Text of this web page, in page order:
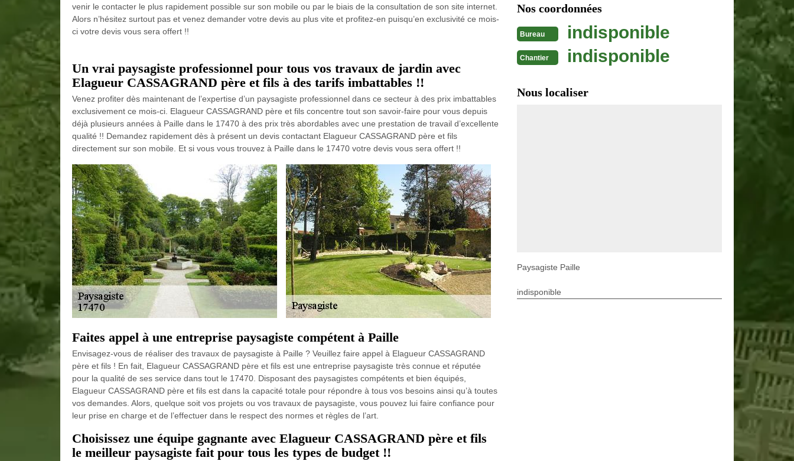
venir le contacter le plus rapidement possible sur son mobile ou par le biais de la consultation de son site internet.
Alors n’hésitez surtout pas et venez demander votre devis au plus vite et profitez-en puisqu’en exclusivité ce mois-
ci votre devis vous sera offert !!
Un vrai paysagiste professionnel pour tous vos travaux de jardin avec
Elagueur CASSAGRAND père et fils à des tarifs imbattables !!
Venez profiter dès maintenant de l’expertise d’un paysagiste professionnel dans ce secteur à des prix imbattables
exclusivement ce mois-ci. Elagueur CASSAGRAND père et fils concentre tout son savoir-faire pour vous depuis
déjà plusieurs années à Paille dans le 17470 à des prix très abordables avec une prestation de travail d’excellente
qualité !! Demandez rapidement dès à présent un devis contactant Elagueur CASSAGRAND père et fils
directement sur son mobile. Et si vous vous trouvez à Paille dans le 17470 votre devis vous sera offert !!
Faites appel à une entreprise paysagiste compétent à Paille
Envisagez-vous de réaliser des travaux de paysagiste à Paille ? Veuillez faire appel à Elagueur CASSAGRAND
père et fils ! En fait, Elagueur CASSAGRAND père et fils est une entreprise paysagiste très connue et réputée
pour la qualité de ses service dans tout le 17470. Disposant des paysagistes compétents et bien équipés,
Elagueur CASSAGRAND père et fils est dans la capacité totale pour répondre à tous vos besoins ainsi qu’à toutes
vos demandes. Alors, quelque soit vos projets ou vos travaux de paysagiste, vous pouvez lui faire confiance pour
leur prise en charge et de l’effectuer dans le respect des normes et règles de l’art.
Choisissez une équipe gagnante avec Elagueur CASSAGRAND père et fils
le meilleur paysagiste fait pour tous les types de budget !!
Nos coordonnées
Bureau indisponible
Chantier indisponible
Nous localiser
Paysagiste Paille
indisponible